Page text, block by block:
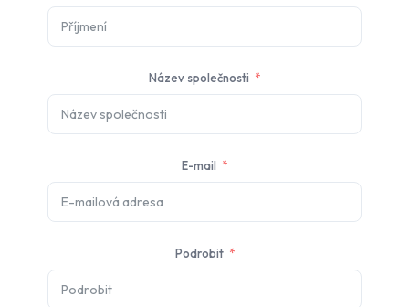
Název společnosti
E-mail
Podrobit